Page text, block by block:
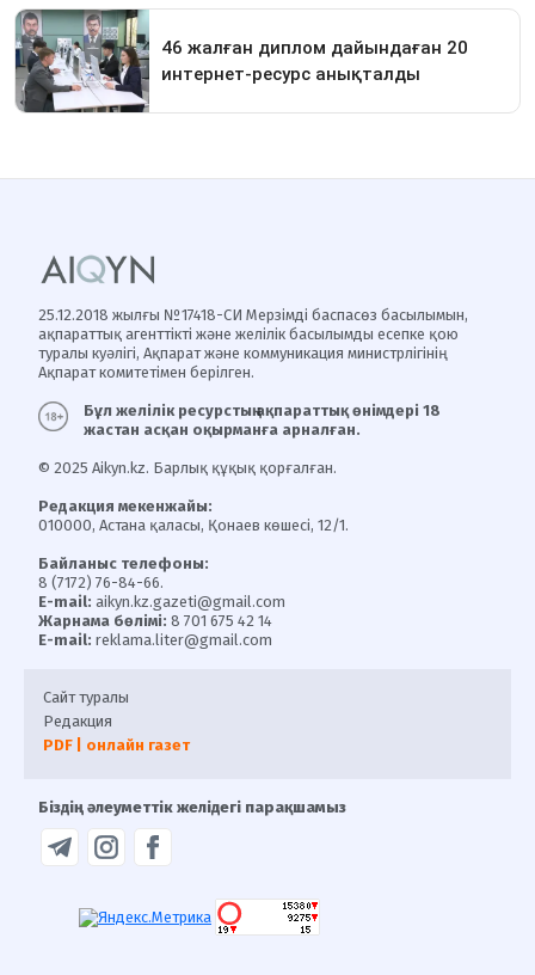
25.12.2018 жылғы №17418-СИ Мерзімді баспасөз басылымын,
ақпараттық агенттікті және желілік басылымды есепке қою
туралы куәлігі, Ақпарат және коммуникация министрлігінің
Ақпарат комитетімен берілген.
Бұл желілік ресурстың ақпараттық өнімдері 18
жастан асқан оқырманға арналған.
© 2025 Aikyn.kz. Барлық құқық қорғалған.
Редакция мекенжайы:
010000, Астана қаласы, Қонаев көшесі, 12/1.
Байланыс телефоны:
8 (7172) 76-84-66.
E-mail: aikyn.kz.gazeti@gmail.com
Жарнама бөлімі: 8 701 675 42 14
E-mail: reklama.liter@gmail.com
Сайт туралы
Редакция
PDF | онлайн газет
Біздің әлеуметтік желідегі парақшамыз